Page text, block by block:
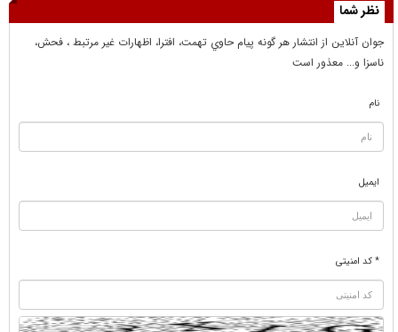
نظر شما
جوان آنلاين از انتشار هر گونه پيام حاوي تهمت، افترا، اظهارات غير مرتبط ، فحش،
ناسزا و... معذور است
نام
ایمیل
* کد امنیتی